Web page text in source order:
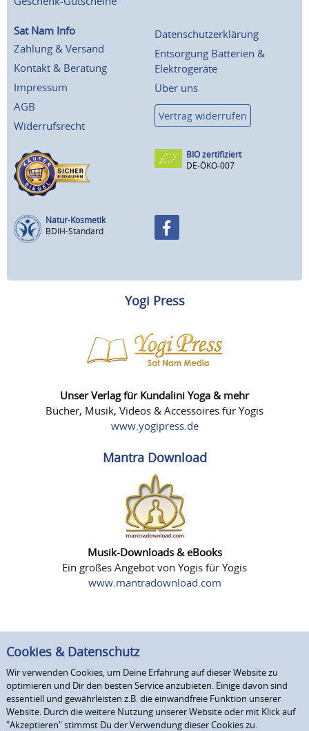
Sat Nam Info
Zahlung & Versand
Kontakt & Beratung
Impressum
AGB
Widerrufsrecht
Datenschutzerklärung
Entsorgung Batterien &
Elektrogeräte
Über uns
Vertrag widerrufen
BIO zertifiziert
DE-ÖKO-007
Natur-Kosmetik
BDIH-Standard
Yogi Press
Unser Verlag für Kundalini Yoga & mehr
Bücher, Musik, Videos & Accessoires für Yogis
www.yogipress.de
Mantra Download
Musik-Downloads & eBooks
Ein großes Angebot von Yogis für Yogis
www.mantradownload.com
Cookies & Datenschutz
Wir verwenden Cookies, um Deine Erfahrung auf dieser Website zu
optimieren und Dir den besten Service anzubieten. Einige davon sind
essentiell und gewährleisten z.B. die einwandfreie Funktion unserer
Website. Durch die weitere Nutzung unserer Website oder mit Klick auf
"Akzeptieren" stimmst Du der Verwendung dieser Cookies zu.